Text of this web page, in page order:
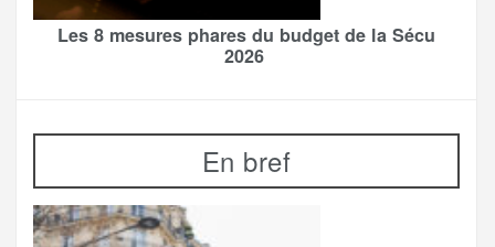
Les 8 mesures phares du budget de la Sécu
2026
En bref